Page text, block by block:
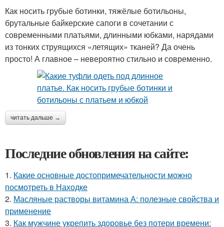
Как носить грубые ботинки, тяжёлые ботильоны,
брутальные байкерские сапоги в сочетании с
современными платьями, длинными юбками, нарядами
из тонких струящихся «летящих» тканей? Да очень
просто! А главное – невероятно стильно и современно.
читать дальше →
Последние обновления на сайте:
1. Какие основные достопримечательности можно
посмотреть в Находке
2. Масляные растворы витамина А: полезные свойства и
применение
3. Как мужчине укрепить здоровье без потери времени: